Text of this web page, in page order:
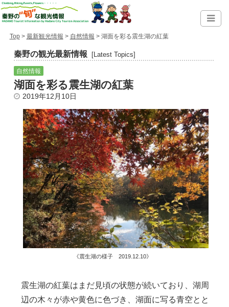
Top> 最新観光情報 > 自然情報 > 湖面を彩る震生湖の紅葉
秦野の観光最新情報 [Latest Topics]
自然情報
湖面を彩る震生湖の紅葉
2019年12月10日
《震生湖の様子 2019.12.10》
震生湖の紅葉はまだ見頃の状態が続いており、湖周
辺の木々が赤や黄色に色づき、湖面に写る青空とと